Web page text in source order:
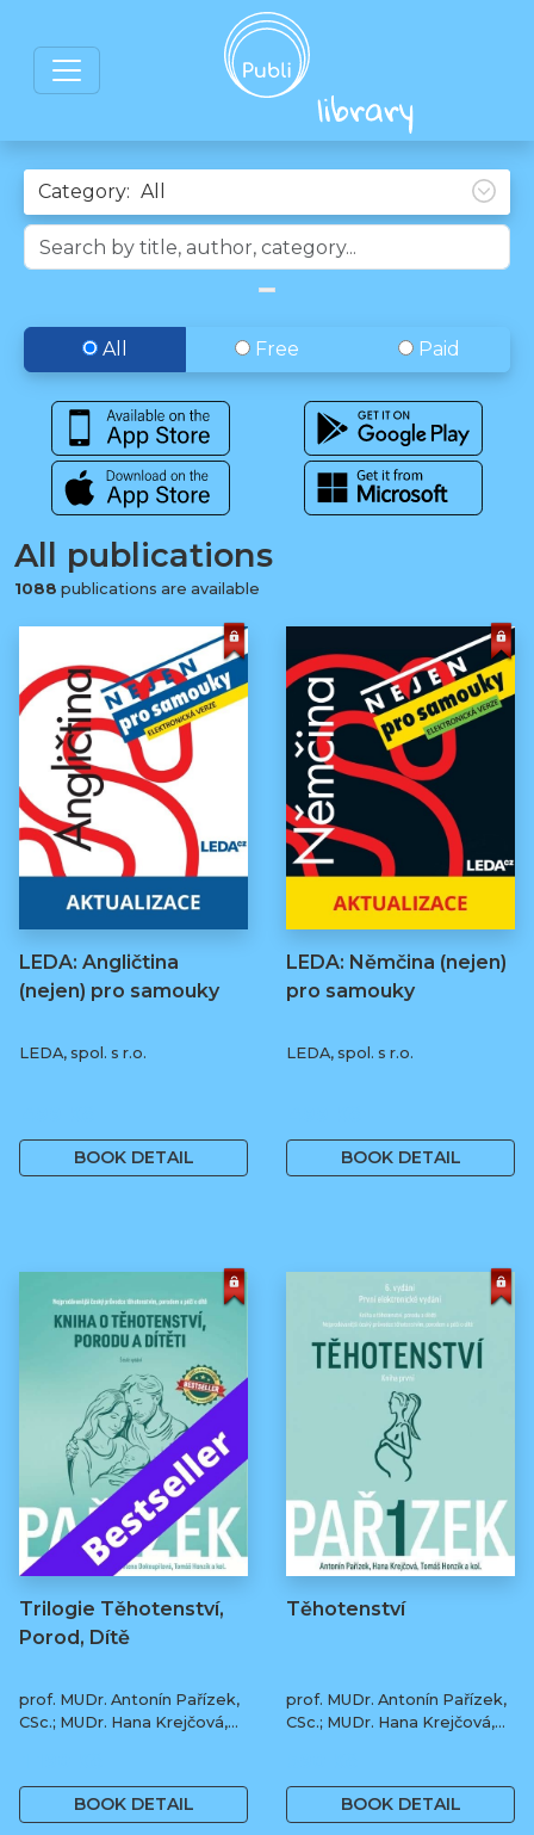
Category:
All Free Paid
All publications
1088 publications are available
LEDA: Angličtina
(nejen) pro samouky
LEDA, spol. s r.o.
BOOK DETAIL
LEDA: Němčina (nejen)
pro samouky
LEDA, spol. s r.o.
BOOK DETAIL
Trilogie Těhotenství,
Porod, Dítě
prof. MUDr. Antonín Pařízek,
CSc.; MUDr. Hana Krejčová,
Tomáš Honzík, Ph.D. a kol.
BOOK DETAIL
Těhotenství
prof. MUDr. Antonín Pařízek,
CSc.; MUDr. Hana Krejčová,
BOOK DETAIL